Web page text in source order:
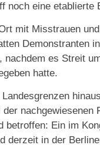
noch eine etablierte
mit Misstrauen
Demonstranten
nachdem es Streit
hatte.
nachgewiesenen
betroffen: Ein im
derzeit in der